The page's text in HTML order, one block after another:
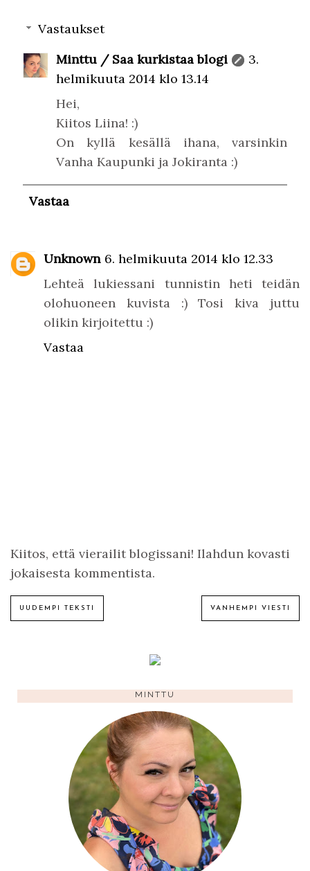
Vastaukset
Minttu / Saa kurkistaa blogi
3.
helmikuuta 2014 klo 13.14
Hei,
Kiitos Liina! :)
On kyllä kesällä ihana, varsinkin
Vanha Kaupunki ja Jokiranta :)
Vastaa
Unknown 6. helmikuuta 2014 klo 12.33
Lehteä lukiessani tunnistin heti teidän
olohuoneen kuvista :) Tosi kiva juttu
olikin kirjoitettu :)
Vastaa
Kiitos, että vierailit blogissani! Ilahdun kovasti
jokaisesta kommentista.
UUDEMPI TEKSTI VANHEMPI VIESTI
MINTTU